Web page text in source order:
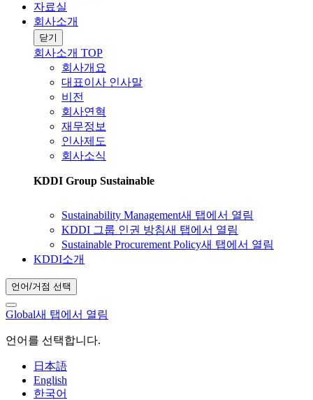
자료실
회사소개
닫기
회사소개 TOP
회사개요
대표이사 인사말
비전
회사연혁
재무정보
인사제도
회사소식
KDDI Group Sustainable
Sustainability Management새 탭에서 열림
KDDI 그룹 인권 방침새 탭에서 열림
Sustainable Procurement Policy새 탭에서 열림
KDDI소개
언어/거점 선택
Global새 탭에서 열림
언어를 선택합니다.
日本語
English
한국어